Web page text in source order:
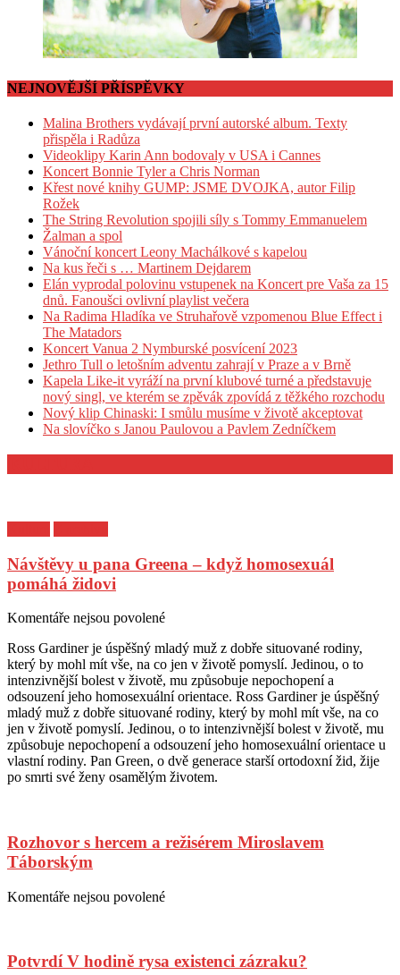
NEJNOVĚJŠÍ PŘÍSPĚVKY
Malina Brothers vydávají první autorské album. Texty
přispěla i Radůza
Videoklipy Karin Ann bodovaly v USA i Cannes
Koncert Bonnie Tyler a Chris Norman
Křest nové knihy GUMP: JSME DVOJKA, autor Filip
Rožek
The String Revolution spojili síly s Tommy Emmanuelem
Žalman a spol
Vánoční koncert Leony Machálkové s kapelou
Na kus řeči s … Martinem Dejdarem
Elán vyprodal polovinu vstupenek na Koncert pre Vaša za 15
dnů. Fanoušci ovlivní playlist večera
Na Radima Hladíka ve Struhařově vzpomenou Blue Effect i
The Matadors
Koncert Vanua 2 Nymburské posvícení 2023
Jethro Tull o letošním adventu zahrají v Praze a v Brně
Kapela Like-it vyráží na první klubové turné a představuje
nový singl, ve kterém se zpěvák zpovídá z těžkého rozchodu
Nový klip Chinaski: I smůlu musíme v životě akceptovat
Na slovíčko s Janou Paulovou a Pavlem Zedníčkem
Návštěvy u pana Greena – když homosexuál
pomáhá židovi
Posted
Author
Komentáře nejsou povolené
s
názvem
Návštěvy
u
pana
Greena
–
když
homosexuál
Ross Gardiner je úspěšný mladý muž z dobře situované rodiny,
který by mohl mít vše, na co jen v životě pomyslí. Jedinou, o to
intenzivnější bolest v životě, mu způsobuje nepochopení a
odsouzení jeho homosexuální orientace. Ross Gardiner je úspěšný
mladý muž z dobře situované rodiny, který by mohl mít vše, na co
jen v životě pomyslí. Jedinou, o to intenzivnější bolest v životě, mu
způsobuje nepochopení a odsouzení jeho homosexuální orientace u
vlastní rodiny. Pan Green, o dvě generace starší ortodoxní žid, žije
po smrti své ženy osamělým životem.
Rozhovor s hercem a režisérem Miroslavem
Táborským
Posted
Author
Komentáře nejsou povolené
Rozhovor
Potvrdí V hodině rysa existenci zázraku?